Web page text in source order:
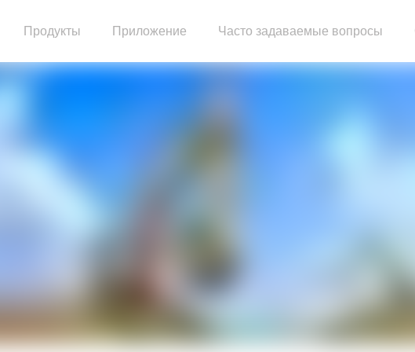
Продукты Приложение Часто задаваемые вопросы